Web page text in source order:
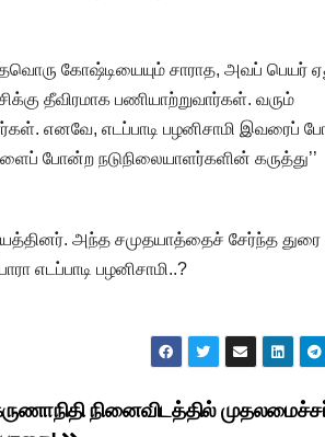
கோஷ்டியையும் சாராத, அவப் பெயர்
தீவிரமாக பணியாற்றுவார்கள். வரும்
எனவே, எடப்பாடி பழனிசாமி இவரைப்
போன்ற நடுநிலையாளர்களின் கருத்து’’
அந்த சமுதயாத்தைச் சேர்ந்த துரை
எடப்பாடி பழனிசாமி..?
நினைவிடத்தில்